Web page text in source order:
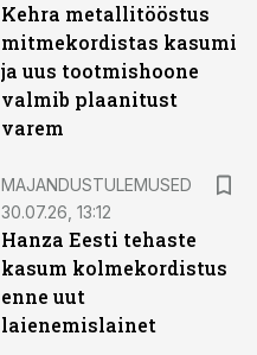
Kehra metallitööstus
mitmekordistas kasumi
ja uus tootmishoone
valmib plaanitust
varem
MAJANDUSTULEMUSED
30.07.26, 13:12
Hanza Eesti tehaste
kasum kolmekordistus
enne uut
laienemislainet